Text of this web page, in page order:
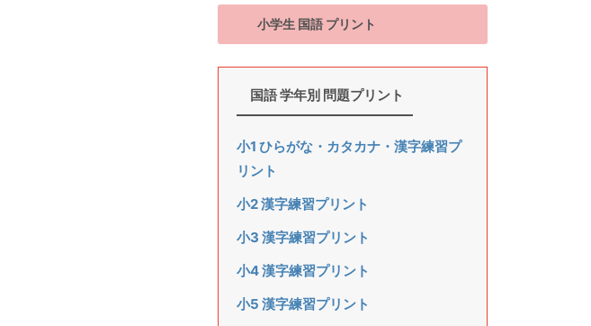
小学生 国語 プリント
国語 学年別 問題プリント
小1 ひらがな・カタカナ・漢字練習プ
リント
小2 漢字練習プリント
小3 漢字練習プリント
小4 漢字練習プリント
小5 漢字練習プリント